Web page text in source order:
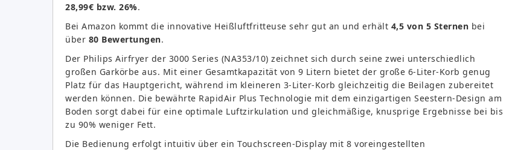
28,99€ bzw. 26%.
Bei Amazon kommt die innovative Heißluftfritteuse sehr gut an und erhält 4,5 von 5 Sternen bei
über 80 Bewertungen.
Der Philips Airfryer der 3000 Series (NA353/10) zeichnet sich durch seine zwei unterschiedlich
großen Garkörbe aus. Mit einer Gesamtkapazität von 9 Litern bietet der große 6-Liter-Korb genug
Platz für das Hauptgericht, während im kleineren 3-Liter-Korb gleichzeitig die Beilagen zubereitet
werden können. Die bewährte RapidAir Plus Technologie mit dem einzigartigen Seestern-Design am
Boden sorgt dabei für eine optimale Luftzirkulation und gleichmäßige, knusprige Ergebnisse bei bis
zu 90% weniger Fett.
Die Bedienung erfolgt intuitiv über ein Touchscreen-Display mit 8 voreingestellten